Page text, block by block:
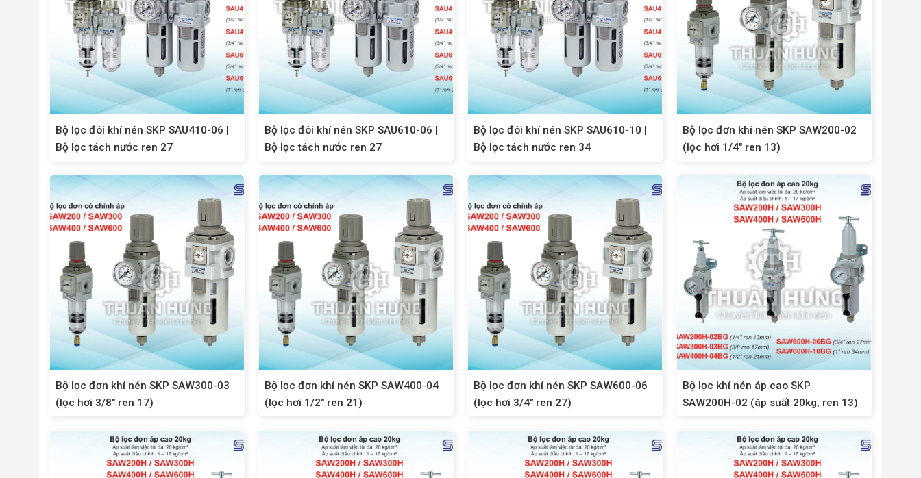
Bộ lọc đôi khí nén SKP SAU410-06 |
Bộ lọc tách nước ren 27
Bộ lọc đôi khí nén SKP SAU610-06 |
Bộ lọc tách nước ren 27
Bộ lọc đôi khí nén SKP SAU610-10 |
Bộ lọc tách nước ren 34
Bộ lọc đơn khí nén SKP SAW200-02
(lọc hơi 1/4″ ren 13)
Bộ lọc đơn khí nén SKP SAW300-03
(lọc hơi 3/8″ ren 17)
Bộ lọc đơn khí nén SKP SAW400-04
(lọc hơi 1/2″ ren 21)
Bộ lọc đơn khí nén SKP SAW600-06
(lọc hơi 3/4″ ren 27)
Bộ lọc khí nén áp cao SKP
SAW200H-02 (áp suất 20kg, ren 13)